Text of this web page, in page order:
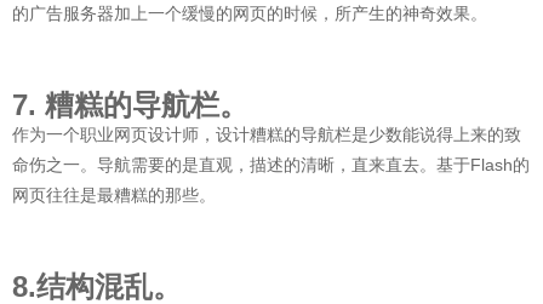
的广告服务器加上一个缓慢的网页的时候，所产生的神奇效果。
7. 糟糕的导航栏。
作为一个职业网页设计师，设计糟糕的导航栏是少数能说得上来的致
命伤之一。导航需要的是直观，描述的清晰，直来直去。基于Flash的
网页往往是最糟糕的那些。
8.结构混乱。